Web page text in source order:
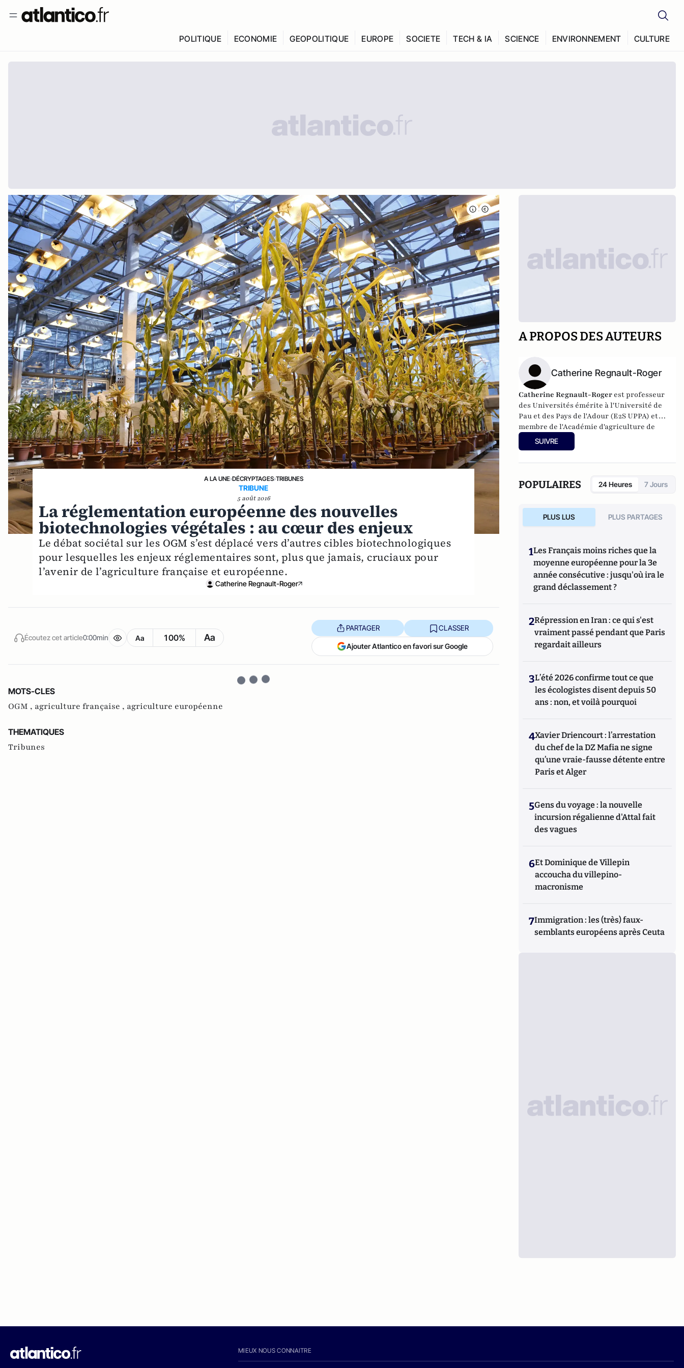
POLITIQUE ECONOMIE GEOPOLITIQUE EUROPE SOCIETE TECH & IA SCIENCE ENVIRONNEMENT CULTURE
A LA UNE›DÉCRYPTAGES›TRIBUNES
TRIBUNE
5 août 2016
La réglementation européenne des nouvelles
biotechnologies végétales : au cœur des enjeux
Le débat sociétal sur les OGM s’est déplacé vers d’autres cibles biotechnologiques
pour lesquelles les enjeux réglementaires sont, plus que jamais, cruciaux pour
l’avenir de l’agriculture française et européenne.
Catherine Regnault-Roger
Écoutez cet article0:00min Aa 100% Aa
PARTAGER CLASSER
Ajouter Atlantico en favori sur Google
MOTS-CLES
OGM , agriculture française , agriculture européenne
THEMATIQUES
Tribunes
A PROPOS DES AUTEURS
Catherine Regnault-Roger
Catherine Regnault-Roger est professeur
des Universités émérite à l'Université de
Pau et des Pays de l'Adour (E2S UPPA) et
membre de l'Académie d'agriculture de
France et de Académie nationale de
Pharmacie.
SUIVRE
POPULAIRES 24 Heures 7 Jours
PLUS LUS PLUS PARTAGES
1Les Français moins riches que la
moyenne européenne pour la 3e
année consécutive : jusqu'où ira le
grand déclassement ?
2Répression en Iran : ce qui s'est
vraiment passé pendant que Paris
regardait ailleurs
3L’été 2026 confirme tout ce que
les écologistes disent depuis 50
ans : non, et voilà pourquoi
4Xavier Driencourt : l’arrestation
du chef de la DZ Mafia ne signe
qu’une vraie-fausse détente entre
Paris et Alger
5Gens du voyage : la nouvelle
incursion régalienne d'Attal fait
des vagues
6Et Dominique de Villepin
accoucha du villepino-
macronisme
7Immigration : les (très) faux-
semblants européens après Ceuta
MIEUX NOUS CONNAITRE